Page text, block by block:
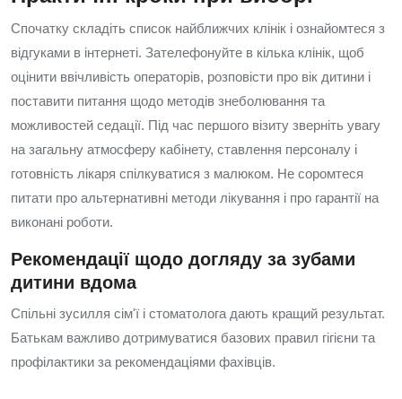
Спочатку складіть список найближчих клінік і ознайомтеся з
відгуками в інтернеті. Зателефонуйте в кілька клінік, щоб
оцінити ввічливість операторів, розповісти про вік дитини і
поставити питання щодо методів знеболювання та
можливостей седації. Під час першого візиту зверніть увагу
на загальну атмосферу кабінету, ставлення персоналу і
готовність лікаря спілкуватися з малюком. Не соромтеся
питати про альтернативні методи лікування і про гарантії на
виконані роботи.
Рекомендації щодо догляду за зубами
дитини вдома
Спільні зусилля сім'ї і стоматолога дають кращий результат.
Батькам важливо дотримуватися базових правил гігієни та
профілактики за рекомендаціями фахівців.